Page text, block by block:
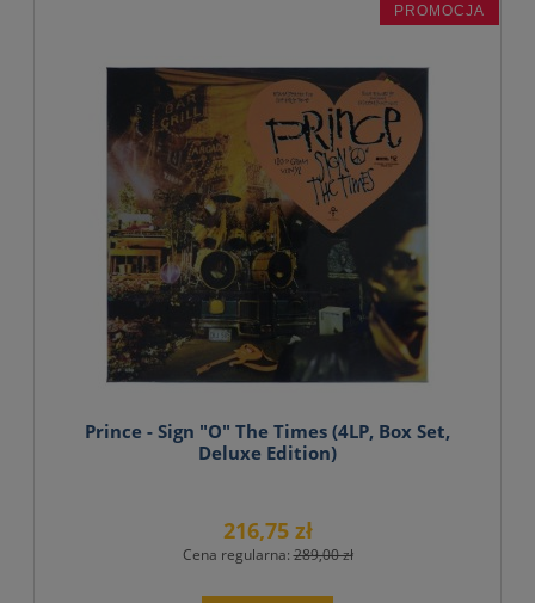
Prince - Sign "O" The Times (4LP, Box Set,
Deluxe Edition)
216,75 zł
Cena regularna:289,00 zł
PROMOCJA